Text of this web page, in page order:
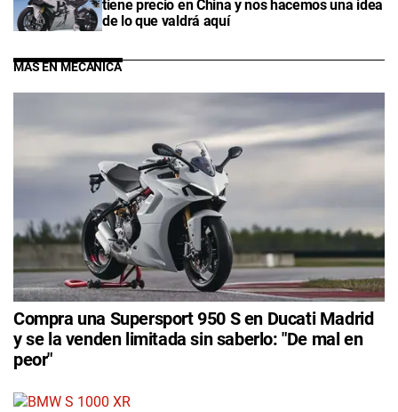
tiene precio en China y nos hacemos una idea
de lo que valdrá aquí
MÁS EN MECÁNICA
Compra una Supersport 950 S en Ducati Madrid
y se la venden limitada sin saberlo: "De mal en
peor"